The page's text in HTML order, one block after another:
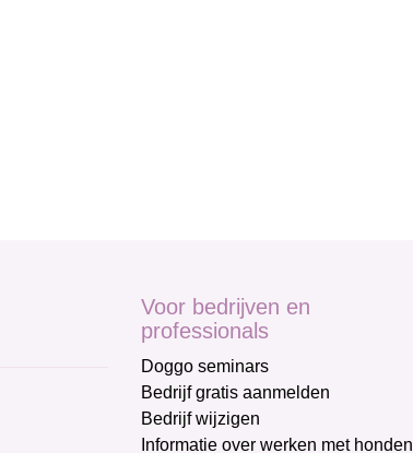
Voor bedrijven en
professionals
Doggo seminars
Bedrijf gratis aanmelden
Bedrijf wijzigen
Informatie over werken met honden